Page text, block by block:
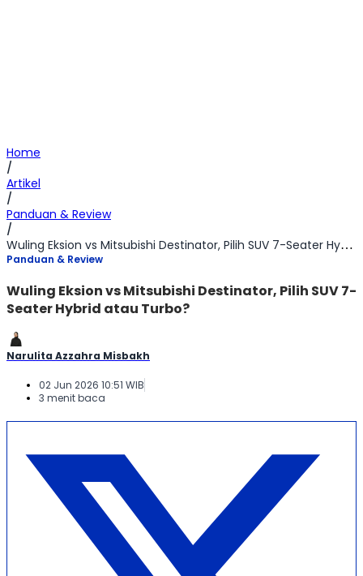
Home
/
Artikel
/
Panduan & Review
/
Wuling Eksion vs Mitsubishi Destinator, Pilih SUV 7-Seater Hybrid atau Turbo?
Panduan & Review
Wuling Eksion vs Mitsubishi Destinator, Pilih SUV 7-
Seater Hybrid atau Turbo?
Narulita Azzahra Misbakh
02 Jun 2026 10:51 WIB
3 menit baca